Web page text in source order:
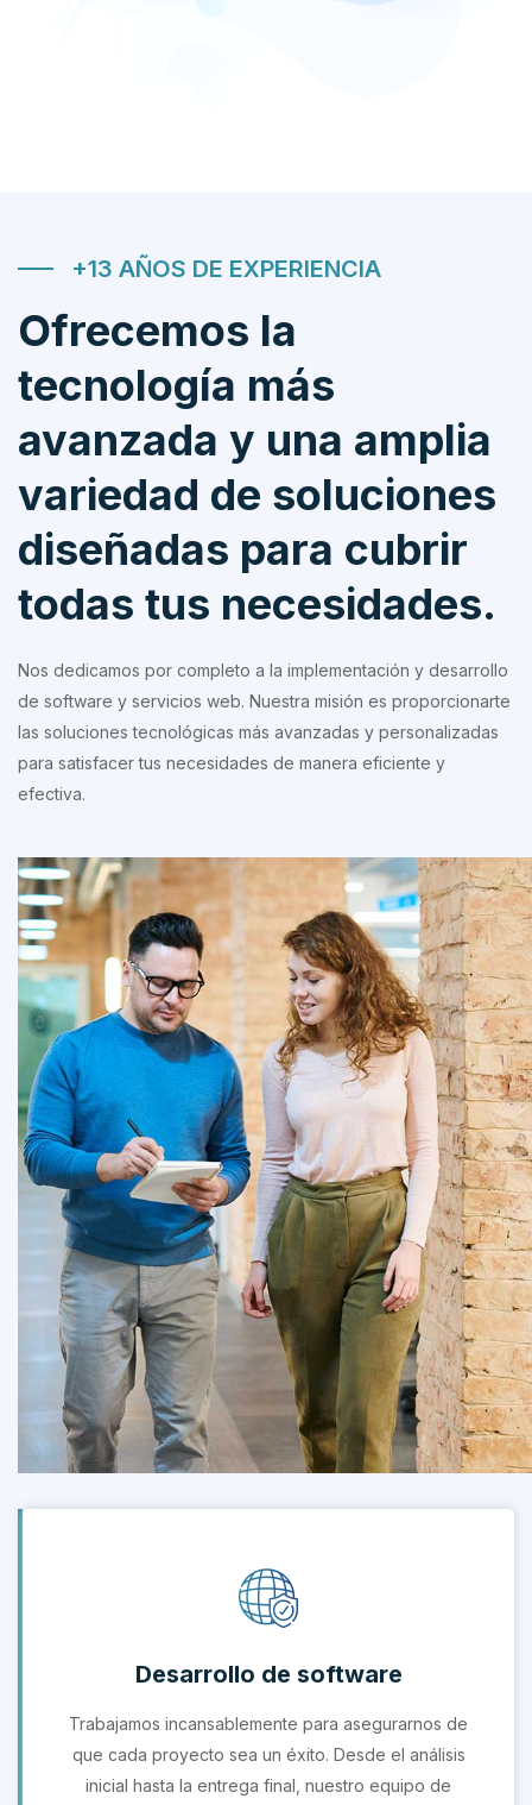
+13 AÑOS DE EXPERIENCIA
Ofrecemos la
tecnología más
avanzada y una amplia
variedad de soluciones
diseñadas para cubrir
todas tus necesidades.
Nos dedicamos por completo a la implementación y desarrollo
de software y servicios web. Nuestra misión es proporcionarte
las soluciones tecnológicas más avanzadas y personalizadas
para satisfacer tus necesidades de manera eficiente y
efectiva.
Desarrollo de software
Trabajamos incansablemente para asegurarnos de
que cada proyecto sea un éxito. Desde el análisis
inicial hasta la entrega final, nuestro equipo de